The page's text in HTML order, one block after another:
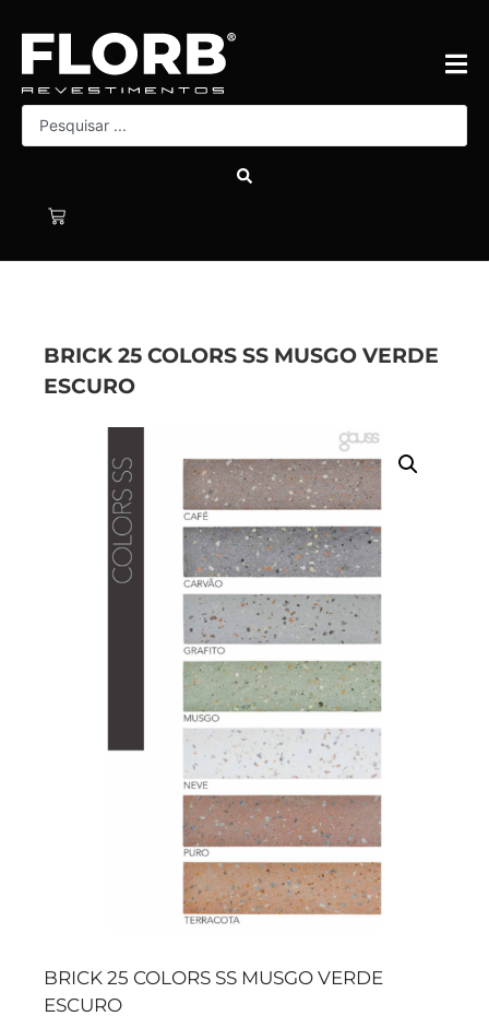
BRICK 25 COLORS SS MUSGO VERDE
ESCURO
BRICK 25 COLORS SS MUSGO VERDE
ESCURO